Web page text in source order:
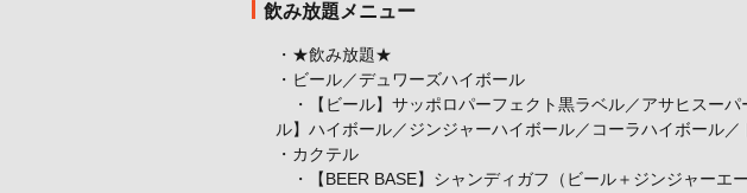
飲み放題メニュー
・★飲み放題★
・ビール／デュワーズハイボール
・【ビール】サッポロパーフェクト黒ラベル／アサヒスー
ル】ハイボール／ジンジャーハイボール／コーラハイボール
・カクテル
・【BEER BASE】シャンディガフ（ビール＋ジンジャーエ